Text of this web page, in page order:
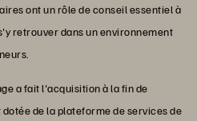
ont un rôle de conseil essentiel à
retrouver dans un environnement
a fait l'acquisition à la fin de
de la plateforme de services de